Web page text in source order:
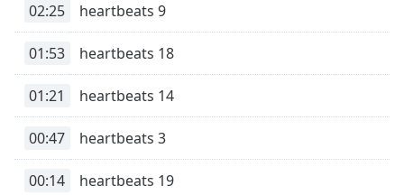
Font
Family
Reset
Close
Modal
Dialog
02:25 heartbeats 9
01:53 heartbeats 18
01:21 heartbeats 14
00:47 heartbeats 3
00:14 heartbeats 19